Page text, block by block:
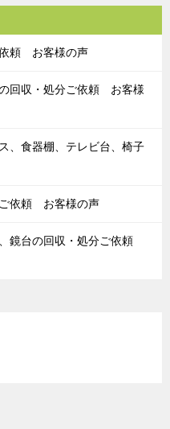
頼 お客様の声
回収・処分ご依頼 お客様
、食器棚、テレビ台、椅子
依頼 お客様の声
鏡台の回収・処分ご依頼